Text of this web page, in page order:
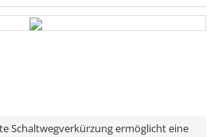
Schaltwegverkürzung ermöglicht eine